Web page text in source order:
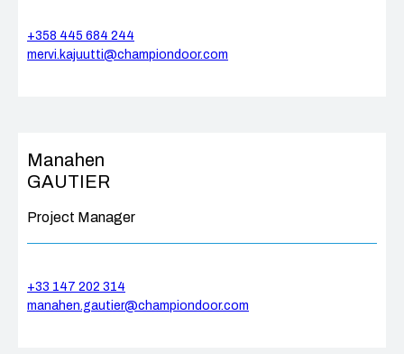
+358 445 684 244
mervi.kajuutti@championdoor.com
Manahen
GAUTIER
Project Manager
+33 147 202 314
manahen.gautier@championdoor.com